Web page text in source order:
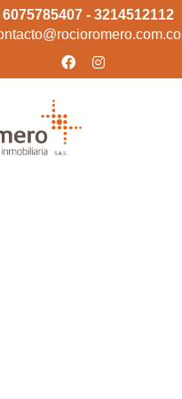
6075785407 - 3214512112